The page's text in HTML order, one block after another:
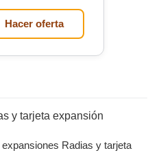
Hacer oferta
y tarjeta expansión
Radias y tarjeta